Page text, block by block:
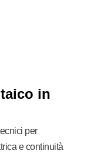
in
per
e continuità